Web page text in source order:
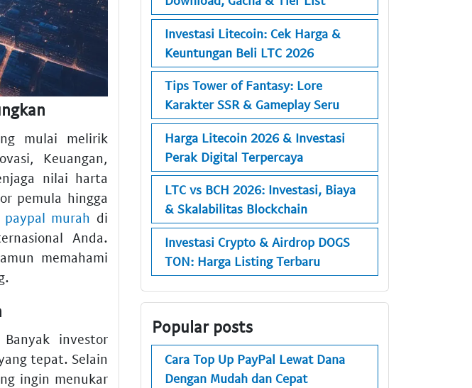
mulai melirik
Keuangan,
nilai harta
pemula hingga
murah di
Anda.
memahami
investor
tepat. Selain
ingin menukar
Investasi Litecoin: Cek Harga &
Keuntungan Beli LTC 2026
Tips Tower of Fantasy: Lore
Karakter SSR & Gameplay Seru
Harga Litecoin 2026 & Investasi
Perak Digital Terpercaya
LTC vs BCH 2026: Investasi, Biaya
& Skalabilitas Blockchain
Investasi Crypto & Airdrop DOGS
TON: Harga Listing Terbaru
Popular posts
Cara Top Up PayPal Lewat Dana
Dengan Mudah dan Cepat